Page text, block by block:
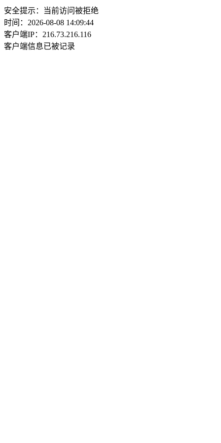
安全提示：当前访问被拒绝
时间：2026-08-08 14:09:44
客户端IP：216.73.216.116
客户端信息已被记录